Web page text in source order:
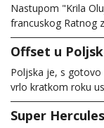
Nastupom "Krila
francuskog Ratnog
Offset u
Poljska je, s
vrlo kratkom roku
Super